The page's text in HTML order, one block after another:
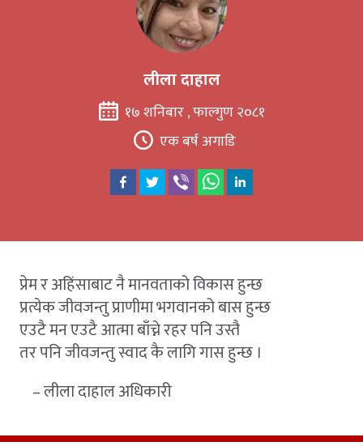
लीला दाहाल
१७ शनिबार , फाल्गुण २०८१
एक बर्ष अगाडि
प्रेम र अहिंसाबाट नै मानवताको विकास हुन्छ
प्रत्येक जीवजन्तु प्राणीमा भगवानको बास हुन्छ
एउटै मन एउटै आत्मा बाँच्ने रहर पनि उस्तै
तर पनि जीवजन्तु स्वाद कै लागि गास हुन्छ ।
– लीला दाहाल अधिकारी